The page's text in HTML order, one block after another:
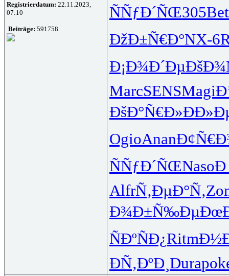
Registrierdatum: 22.11.2023,
07:10
Beiträge: 591758
ÑÑƒÐ´ÑŒ305
ÐžÐ±Ñ€Ð°NX-6
Ð¡Ð¾Ð´Ðµ
MarcSENSMagi
ÐšÐ°Ñ€Ð»
OgioAnan
ÑÑƒÐ´ÑŒNasoÐ
AlfrÑ‚ÐµÐ°Ñ‚
Ð¾Ð±Ñ‰Ðµ
ÑÐºÑÐ¿Ritm
Ð­Ñ‚ÐºÐ¸ Dura